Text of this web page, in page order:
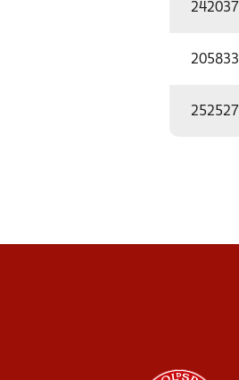
242037
205833
252527